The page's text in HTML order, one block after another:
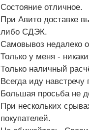
Состояние отличное.
При Авито доставке
либо СДЭК.
Cамовывоз недалеко
Только у меня -
Только наличный
Всегда иду навстречу
Большая просьба не
При нескольких
покупателей.